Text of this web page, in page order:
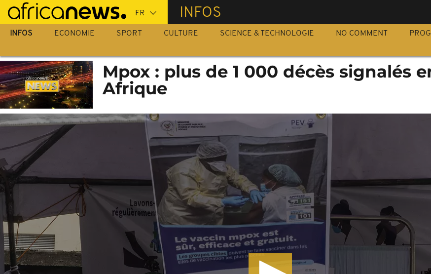
Passer
au
contenu
INFOS
INFOS ECONOMIE SPORT CULTURE SCIENCE & TECHNOLOGIE NO COMMENT
Mpox : plus de 1 000 décès signalés
Afrique